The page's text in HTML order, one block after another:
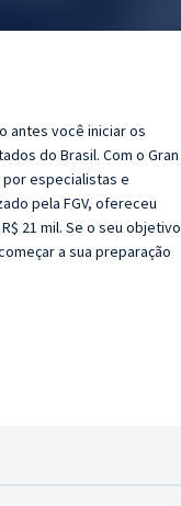
antes você iniciar os
do Brasil. Com o Gran
especialistas e
pela FGV, ofereceu
21 mil. Se o seu objetivo
a sua preparação